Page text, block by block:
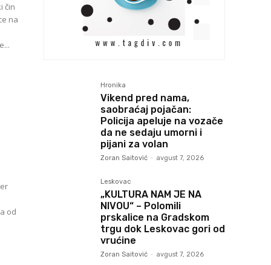
čin
na
od
Hronika
Vikend pred nama,
saobraćaj pojačan:
Policija apeluje na vozače
da ne sedaju umorni i
pijani za volan
Zoran Saitović - avgust 7, 2026
Leskovac
„KULTURA NAM JE NA
NIVOU“ – Polomili
prskalice na Gradskom
trgu dok Leskovac gori od
vrućine
Zoran Saitović - avgust 7, 2026